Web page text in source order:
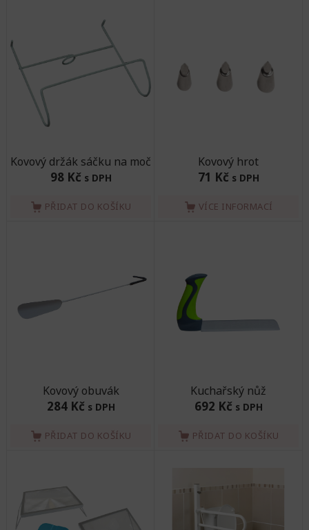
Kovový držák sáčku na moč
98 Kč s DPH
PŘIDAT DO KOŠÍKU
Kovový hrot
71 Kč s DPH
VÍCE INFORMACÍ
Kovový obuvák
284 Kč s DPH
PŘIDAT DO KOŠÍKU
Kuchařský nůž
692 Kč s DPH
PŘIDAT DO KOŠÍKU